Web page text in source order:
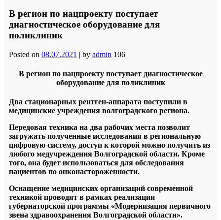
В регион по нацпроекту поступает
диагностическое оборудование для
поликлиник
Posted on 08.07.2021 | by admin 106
В регион по нацпроекту поступает диагностическое
оборудование для поликлиник
Два стационарных рентген-аппарата поступили в
медицинские учреждения волгоградского региона.
Передовая техника на два рабочих места позволит
загружать полученные исследования в региональную
цифровую систему, доступ к которой можно получить из
любого медучреждения Волгоградской области. Кроме
того, она будет использоваться для обследования
пациентов по онконастороженности.
Оснащение медицинских организаций современной
техникой проводят в рамках реализации
губернаторской программы «Модернизация первичного
звена здравоохранения Волгоградской области».